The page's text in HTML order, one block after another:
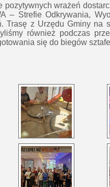
pozytywnych wrażeń
– Strefie Odkrywania,
Trasę z Urzędu Gminy na
również podczas
się do biegów